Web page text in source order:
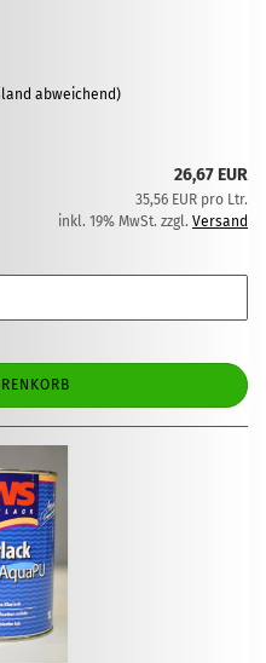
abweichend)
26,67 EUR
35,56 EUR pro Ltr.
inkl. 19% MwSt. zzgl. Versand